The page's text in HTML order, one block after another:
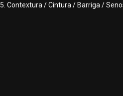
5. Contextura / Cintura / Barriga /